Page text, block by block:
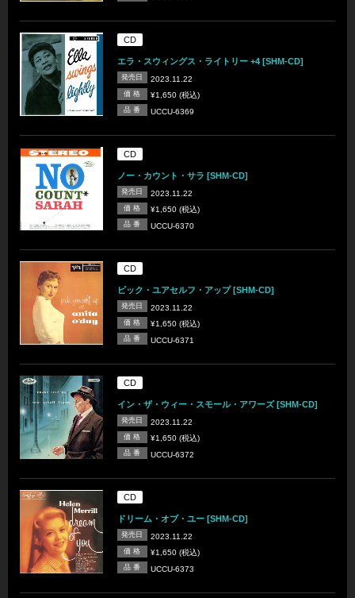
CD
エラ・スウィングス・ライトリー +4 [SHM-CD]
発売日 2023.11.22
価 格 ¥1,650 (税込)
品 番 UCCU-6369
CD
ノー・カウント・サラ [SHM-CD]
発売日 2023.11.22
価 格 ¥1,650 (税込)
品 番 UCCU-6370
CD
ピック・ユアセルフ・アップ [SHM-CD]
発売日 2023.11.22
価 格 ¥1,650 (税込)
品 番 UCCU-6371
CD
イン・ザ・ウィー・スモール・アワーズ [SHM-CD]
発売日 2023.11.22
価 格 ¥1,650 (税込)
品 番 UCCU-6372
CD
ドリーム・オブ・ユー [SHM-CD]
発売日 2023.11.22
価 格 ¥1,650 (税込)
品 番 UCCU-6373